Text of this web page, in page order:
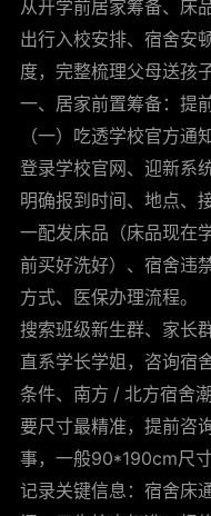
从开学前居家筹备、床
出行入校安排、宿舍安
度，完整梳理父母送孩
一、居家前置筹备：提
（一）吃透学校官方通
登录学校官网、迎新系
明确报到时间、地点、
一配发床品（床品现在
前买好洗好）、宿舍违
方式、医保办理流程。
搜索班级新生群、家长
直系学长学姐，咨询宿
条件、南方 / 北方宿舍
要尺寸最精准，提前咨
事，一般90*190cm尺
记录关键信息：宿舍床